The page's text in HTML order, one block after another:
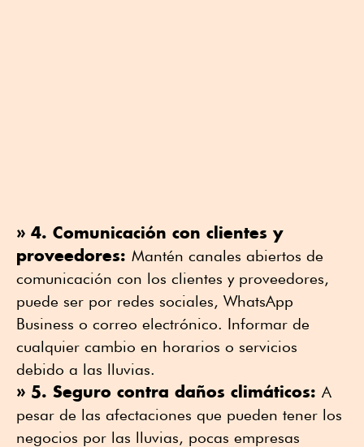
» 4. Comunicación con clientes y
proveedores: Mantén canales abiertos de
comunicación con los clientes y proveedores,
puede ser por redes sociales, WhatsApp
Business o correo electrónico. Informar de
cualquier cambio en horarios o servicios
debido a las lluvias.
» 5. Seguro contra daños climáticos: A
pesar de las afectaciones que pueden tener los
negocios por las lluvias, pocas empresas